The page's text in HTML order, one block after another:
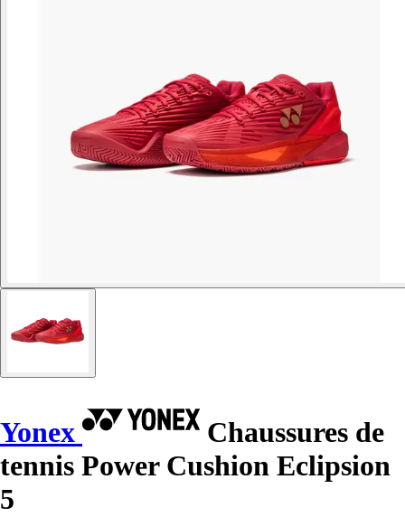
Yonex
Chaussures de
tennis Power Cushion Eclipsion
5